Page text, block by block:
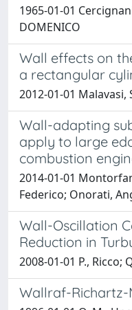
1965-01-01
DOMENICO
Wall effects on
a rectangular
2012-01-01 Malavasi,
Wall-adapting
apply to large
combustion
2014-01-01
Federico; Onorati,
Wall-Oscillation
Reduction in
2008-01-01 P.,
Wallraf-Richartz-